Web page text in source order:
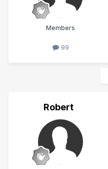
Members
99
Robert